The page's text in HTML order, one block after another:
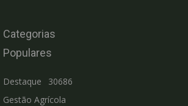
Categorias
Populares
Destaque
30686
Gestão Agrícola